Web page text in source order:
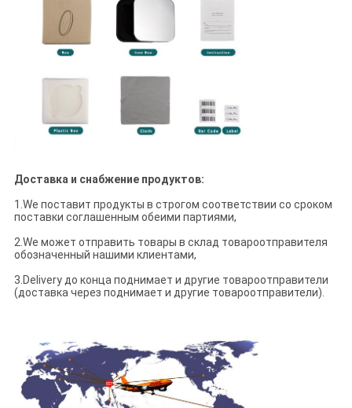
Доставка и снабжение продуктов:
1.We поставит продукты в строгом соответствии со сроком
поставки соглашенным обеими партиями,
2.We может отправить товары в склад товароотправителя
обозначенный нашими клиентами,
3.Delivery до конца поднимает и другие товароотправители
(доставка через поднимает и другие товароотправители).